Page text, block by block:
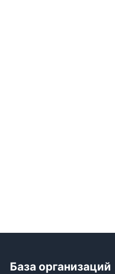
База организаций